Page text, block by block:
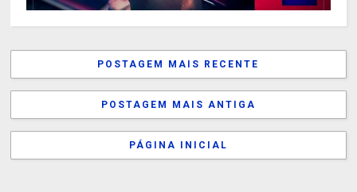
POSTAGEM MAIS RECENTE
POSTAGEM MAIS ANTIGA
PÁGINA INICIAL